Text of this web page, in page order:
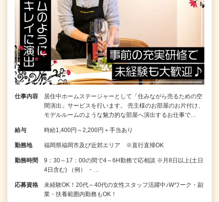
仕事内容
居住中ホームステージャーとして「住みながら売るための空
間演出」サービスを行います。 売主様のお部屋のお片付け、
モデルルームのような魅力的な部屋へ演出するお仕事で…
給与 時給1,400円～2,200円＋手当あり
勤務地 福岡県福岡市及び近郊エリア ※直行直帰OK
勤務時間
9：30～17：00の間で4～6H勤務で応相談 ※月8日以上(土日
4日含む) （例） ・…
応募資格
未経験OK！20代～40代の女性スタッフ活躍中♪Wワーク・副
業・扶養範囲内勤務もOK！